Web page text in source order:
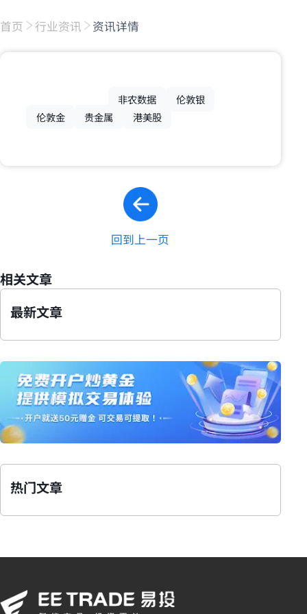
首页 行业资讯 资讯详情
非农数据
伦敦银
伦敦金
贵金属 港美股
回到上一页
相关文章
最新文章
热门文章